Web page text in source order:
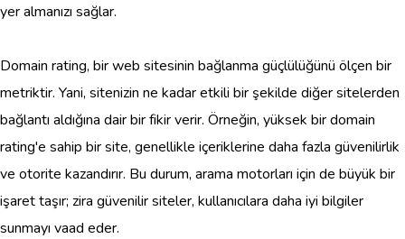
yer almanızı sağlar.
Domain rating, bir web sitesinin bağlanma güçlülüğünü ölçen bir
metriktir. Yani, sitenizin ne kadar etkili bir şekilde diğer sitelerden
bağlantı aldığına dair bir fikir verir. Örneğin, yüksek bir domain
rating'e sahip bir site, genellikle içeriklerine daha fazla güvenilirlik
ve otorite kazandırır. Bu durum, arama motorları için de büyük bir
işaret taşır; zira güvenilir siteler, kullanıcılara daha iyi bilgiler
sunmayı vaad eder.